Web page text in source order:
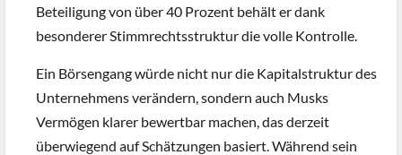
Beteiligung von über 40 Prozent behält er dank
besonderer Stimmrechtsstruktur die volle Kontrolle.
Ein Börsengang würde nicht nur die Kapitalstruktur des
Unternehmens verändern, sondern auch Musks
Vermögen klarer bewertbar machen, das derzeit
überwiegend auf Schätzungen basiert. Während sein